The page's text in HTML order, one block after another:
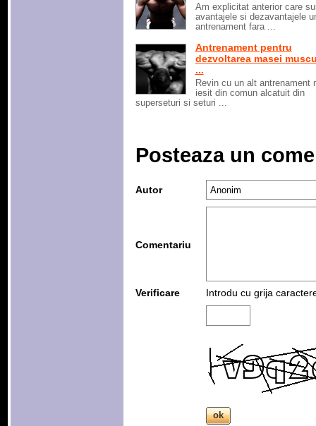
Am explicitat anterior care
avantajele si dezavantajele
antrenament fara ...
Antrenament pentru
dezvoltarea masei
...
Revin cu un alt antrenament
iesit din comun alcatuit din
superseturi si seturi ...
Posteaza un
Autor
Comentariu
Verificare Introdu cu grija